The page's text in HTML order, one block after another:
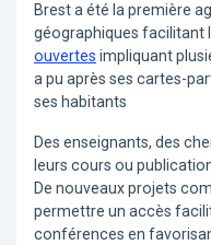
Brest a été la première
géographiques facilitant
ouvertes impliquant
a pu après ses cartes-
ses habitants
Des enseignants, des
leurs cours ou
De nouveaux projets
permettre un accès
conférences en